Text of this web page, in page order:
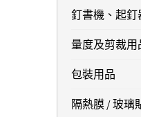
釘書機、起釘
量度及剪裁用
包裝用品
隔熱膜 / 玻璃